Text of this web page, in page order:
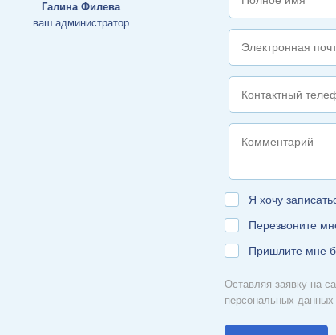
Галина Филева
ваш администратор
Я хочу
Перезвоните
Пришлите мне
Оставляя заявку на
персональных данных